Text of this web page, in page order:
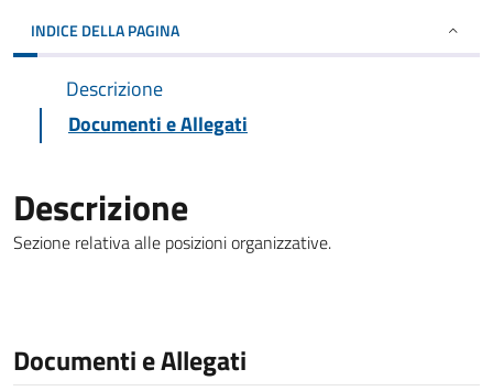
INDICE DELLA PAGINA
Descrizione
Documenti e Allegati
Descrizione
Sezione relativa alle posizioni organizzative.
Documenti e Allegati